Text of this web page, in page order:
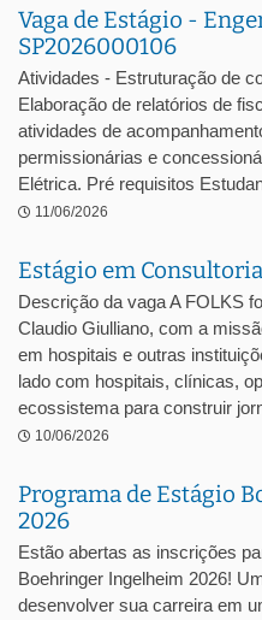
Vaga de Estágio -
SP2026000106
Atividades - Estruturação de
Elaboração de relatórios de
atividades de
permissionárias e
Elétrica. Pré requisitos
11/06/2026
Estágio em Consultoria
Descrição da vaga A FOLKS
Claudio Giulliano, com a
em hospitais e outras
lado com hospitais, clínicas,
ecossistema para construir
10/06/2026
Programa de Estágio
2026
Estão abertas as inscrições
Boehringer Ingelheim 2026!
desenvolver sua carreira em